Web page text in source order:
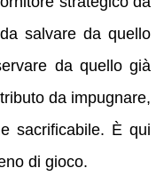
salvare da quello
da quello già
da impugnare,
sacrificabile. È qui
di gioco.